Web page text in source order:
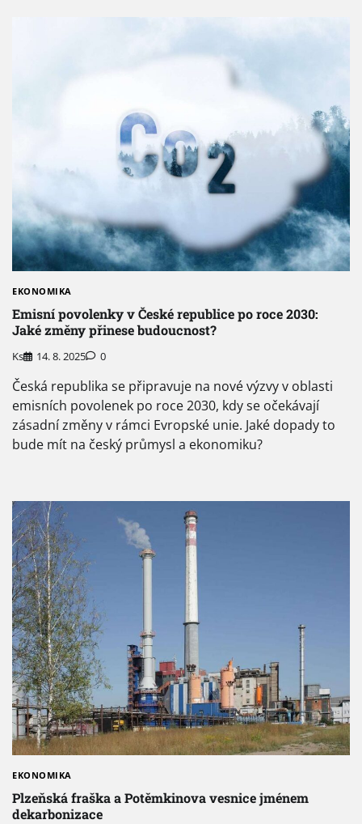
EKONOMIKA
Emisní povolenky v České republice po roce 2030:
Jaké změny přinese budoucnost?
Ks 14. 8. 2025 0
Česká republika se připravuje na nové výzvy v oblasti
emisních povolenek po roce 2030, kdy se očekávají
zásadní změny v rámci Evropské unie. Jaké dopady to
bude mít na český průmysl a ekonomiku?
EKONOMIKA
Plzeňská fraška a Potěmkinova vesnice jménem
dekarbonizace